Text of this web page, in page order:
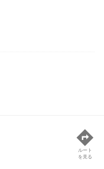
ルート
を見る